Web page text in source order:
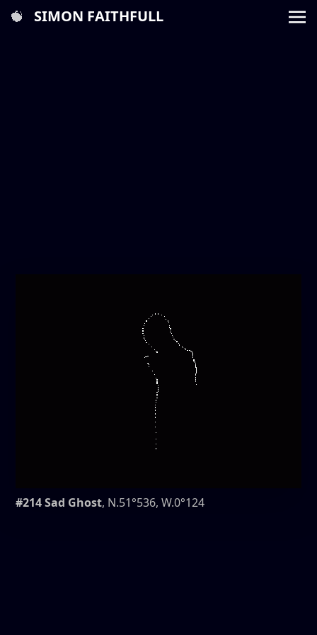
SIMON FAITHFULL
#214 Sad Ghost, N.51°536, W.0°124